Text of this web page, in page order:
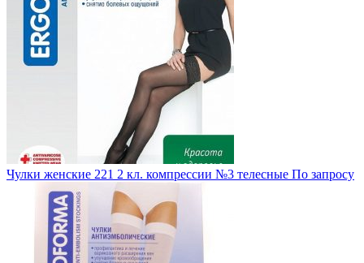
Чулки женские 221 2 кл. компрессии №3 телесные По запросу